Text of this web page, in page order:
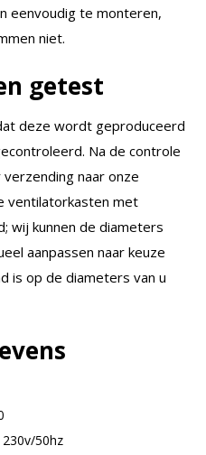
eenvoudig te monteren,
niet.
getest
deze wordt geproduceerd
Na de controle
naar onze
ventilatorkasten met
wij kunnen de diameters
aanpassen naar keuze
is op de diameters van u
50hz